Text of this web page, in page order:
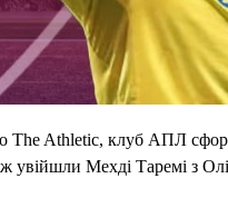
The Athletic, клуб АПЛ
увійшли Мехді Таремі з